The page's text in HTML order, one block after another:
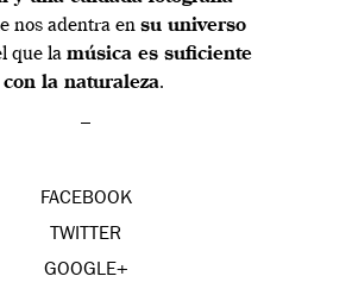
nos adentra en su universo
que la música es suficiente
la naturaleza.
–
FACEBOOK
TWITTER
GOOGLE+